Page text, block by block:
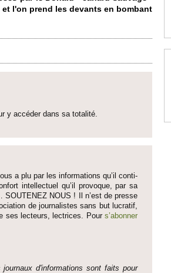
l'on prend les devants en bo­mbant
y accéder dans sa to­talité.
a plu par les informati­ons qu’il conti­
inte­llectuel qu’il pro­voque, par sa
NOUS ! Il n’est de pre­sse
de journalistes sans but lucratif,
ses lecte­urs, lec­trices. Pours’abonner
d'informati­ons sont faits pour